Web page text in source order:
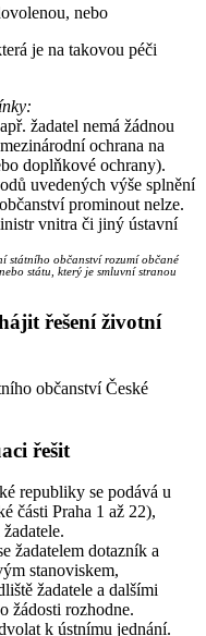
nebo
je na takovou péči
žadatel nemá žádnou
ochrana na
doplňkové ochrany).
uvedených výše splnění
prominout nelze.
vnitra či jiný ústavní
státního občanství rozumí občané
státu, který je smluvní stranou
řešení životní
občanství České
řešit
republiky se podává u
části Praha 1 až 22),
žadatelem dotazník a
stanoviskem,
žadatele a dalšími
žádosti rozhodne.
k ústnímu jednání.